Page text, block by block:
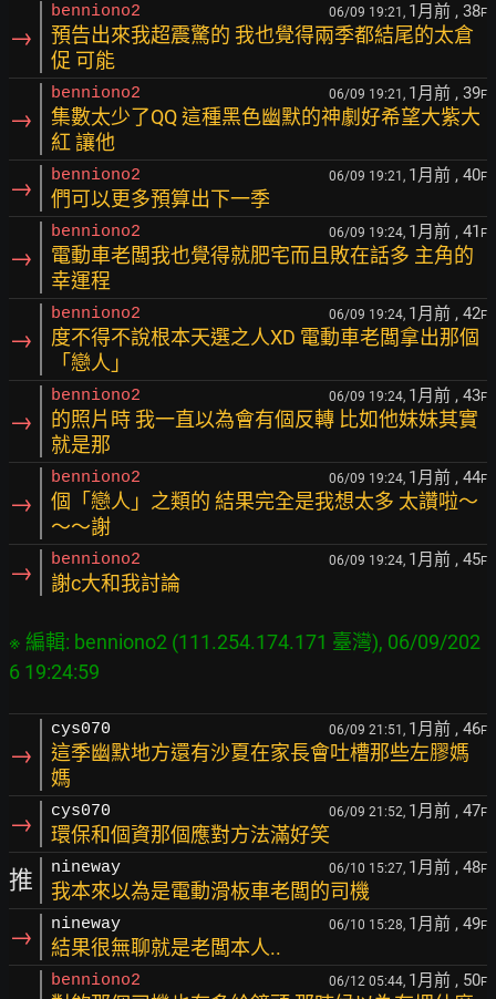
→
benniono2 06/09 19:21, 1月前 , 38F
預告出來我超震驚的 我也覺得兩季都結尾的太倉
促 可能
→
benniono2 06/09 19:21, 1月前 , 39F
集數太少了QQ 這種黑色幽默的神劇好希望大紫大
紅 讓他
→ benniono2 06/09 19:21, 1月前 , 40F
們可以更多預算出下一季
→
benniono2 06/09 19:24, 1月前 , 41 F
電動車老闆我也覺得就肥宅而且敗在話多 主角的
幸運程
→
benniono2 06/09 19:24, 1月前 , 42F
度不得不說根本天選之人XD 電動車老闆拿出那個
「戀人」
→
benniono2 06/09 19:24, 1月前 , 43F
的照片時 我一直以為會有個反轉 比如他妹妹其實
就是那
→
benniono2 06/09 19:24, 1月前 , 44F
個「戀人」之類的 結果完全是我想太多 太讚啦～
～～謝
→ benniono2 06/09 19:24, 1月前 , 45F
謝c大和我討論
※ 編輯: benniono2 (111.254.174.171 臺灣), 06/09/202
→
cys070 06/09 21:51, 1月前 , 46F
這季幽默地方還有沙夏在家長會吐槽那些左膠媽
媽
→ cys070 06/09 21:52, 1月前 , 47F
環保和個資那個應對方法滿好笑
推 nineway 06/10 15:27, 1月前 , 48F
我本來以為是電動滑板車老闆的司機
→ nineway 06/10 15:28, 1月前 , 49F
結果很無聊就是老闆本人..
benniono2 06/12 05:44, 1月前 , 50F